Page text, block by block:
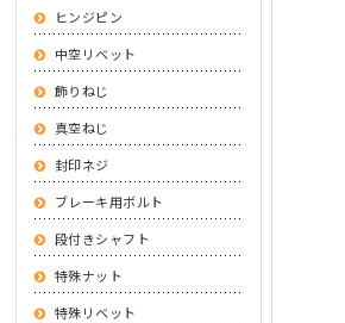
ヒンジピン
中空リベット
飾りねじ
真空ねじ
封印ネジ
ブレーキ用ボルト
段付きシャフト
特殊ナット
特殊リベット